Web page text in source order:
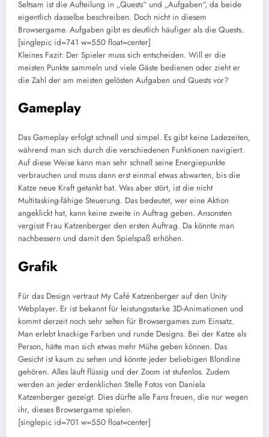
Seltsam ist die Aufteilung in „Quests“ und „Aufgaben“, da beide
eigentlich dasselbe beschreiben. Doch nicht in diesem
Browsergame. Aufgaben gibt es deutlich häufiger als die Quests.
[singlepic id=741 w=550 float=center]
Kleines Fazit: Der Spieler muss sich entscheiden. Will er die
meisten Punkte sammeln und viele Gäste bedienen oder zieht er
die Zahl der am meisten gelösten Aufgaben und Quests vor?
Gameplay
Das Gameplay erfolgt schnell und simpel. Es gibt keine Ladezeiten,
während man sich durch die verschiedenen Funktionen navigiert.
Auf diese Weise kann man sehr schnell seine Energiepunkte
verbrauchen und muss dann erst einmal etwas abwarten, bis die
Katze neue Kraft getankt hat. Was aber stört, ist die nicht
Multitasking-fähige Steuerung. Das bedeutet, wer eine Aktion
angeklickt hat, kann keine zweite in Auftrag geben. Ansonsten
vergisst Frau Katzenberger den ersten Auftrag. Da könnte man
nachbessern und damit den Spielspaß erhöhen.
Grafik
Für das Design vertraut My Café Katzenberger auf den Unity
Webplayer. Er ist bekannt für leistungsstarke 3D-Animationen und
kommt derzeit noch sehr selten für Browsergames zum Einsatz.
Man erlebt knackige Farben und runde Designs. Bei der Katze als
Person, hätte man sich etwas mehr Mühe geben können. Das
Gesicht ist kaum zu sehen und könnte jeder beliebigen Blondine
gehören. Alles läuft flüssig und der Zoom ist stufenlos. Zudem
werden an jeder erdenklichen Stelle Fotos von Daniela
Katzenberger gezeigt. Dies dürfte alle Fans freuen, die nur wegen
ihr, dieses Browsergame spielen.
[singlepic id=701 w=550 float=center]